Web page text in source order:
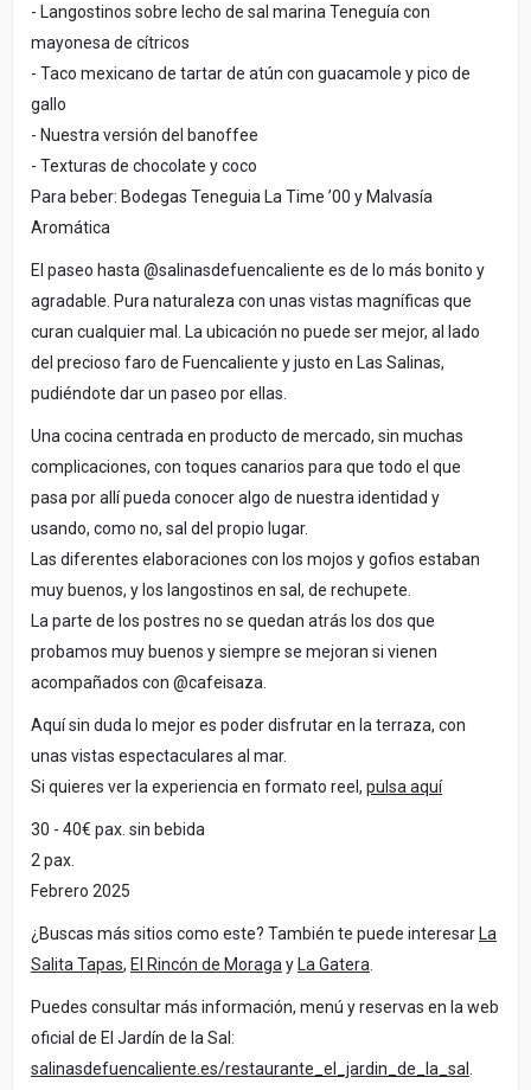
- Langostinos sobre lecho de sal marina Teneguía con
mayonesa de cítricos
- Taco mexicano de tartar de atún con guacamole y pico de
gallo
- Nuestra versión del banoffee
- Texturas de chocolate y coco
Para beber: Bodegas Teneguia La Time ’00 y Malvasía
Aromática
El paseo hasta @salinasdefuencaliente es de lo más bonito y
agradable. Pura naturaleza con unas vistas magníficas que
curan cualquier mal. La ubicación no puede ser mejor, al lado
del precioso faro de Fuencaliente y justo en Las Salinas,
pudiéndote dar un paseo por ellas.
Una cocina centrada en producto de mercado, sin muchas
complicaciones, con toques canarios para que todo el que
pasa por allí pueda conocer algo de nuestra identidad y
usando, como no, sal del propio lugar.
Las diferentes elaboraciones con los mojos y gofios estaban
muy buenos, y los langostinos en sal, de rechupete.
La parte de los postres no se quedan atrás los dos que
probamos muy buenos y siempre se mejoran si vienen
acompañados con @cafeisaza.
Aquí sin duda lo mejor es poder disfrutar en la terraza, con
unas vistas espectaculares al mar.
Si quieres ver la experiencia en formato reel, pulsa aquí
30 - 40€ pax. sin bebida
2 pax.
Febrero 2025
¿Buscas más sitios como este? También te puede interesar La
Salita Tapas, El Rincón de Moraga y La Gatera
Puedes consultar más información, menú y reservas en la web
oficial de El Jardín de la Sal:
salinasdefuencaliente.es/restaurante_el_jardin_de_la_sal